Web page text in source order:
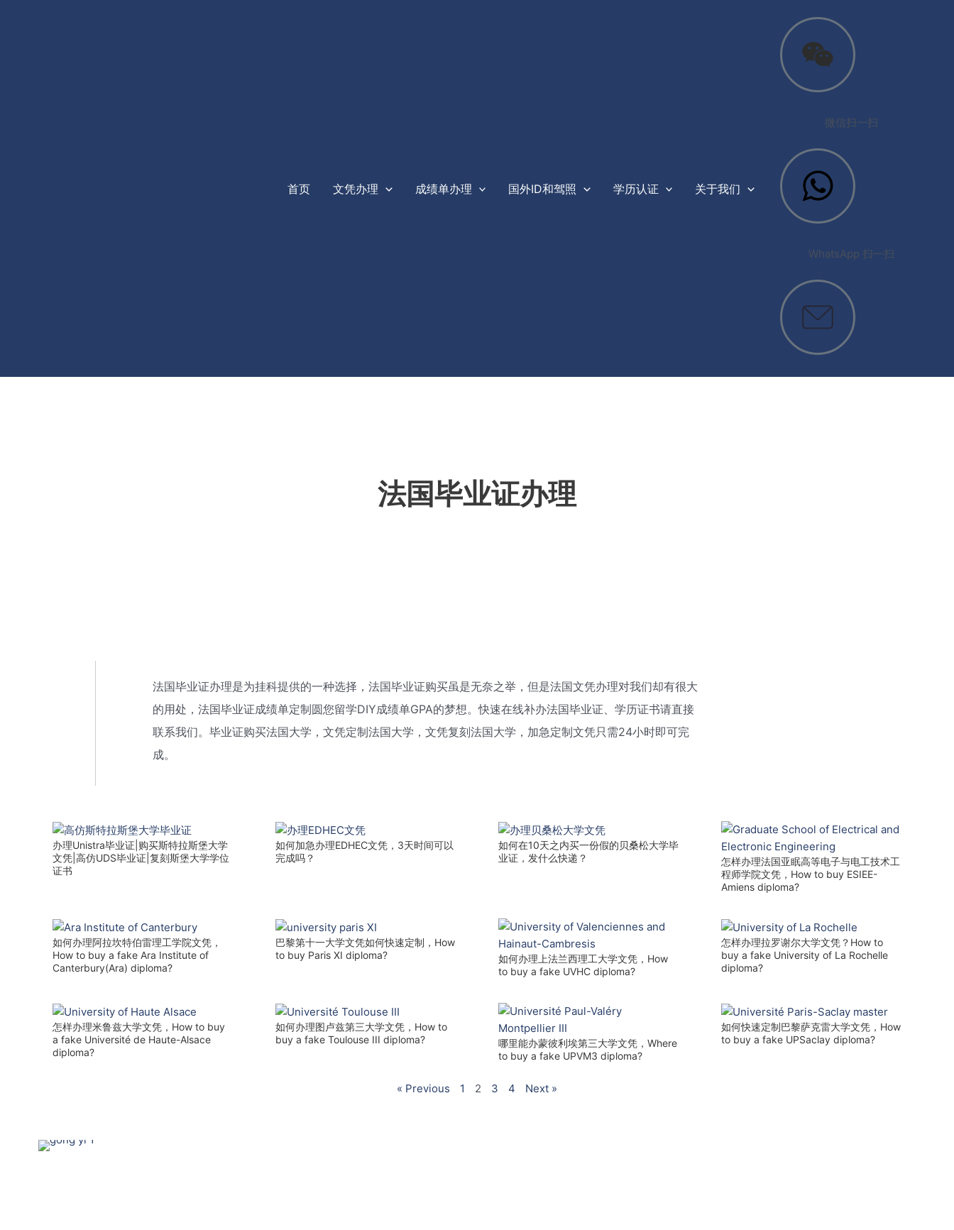
首页 文凭办理 成绩单办理 国外ID和驾照 学历认证 关于我们
微信扫一扫
WhatsApp 扫一扫
法国毕业证办理
法国毕业证办理是为挂科提供的一种选择，法国毕业证购买虽是无奈之举，但是法国文凭办理对我们却有很大
的用处，法国毕业证成绩单定制圆您留学DIY成绩单GPA的梦想。快速在线补办法国毕业证、学历证书请直接
联系我们。毕业证购买法国大学，文凭定制法国大学，文凭复刻法国大学，加急定制文凭只需24小时即可完
成。
办理Unistra毕业证|购买斯特拉斯堡大学
文凭|高仿UDS毕业证|复刻斯堡大学学位
证书
如何加急办理EDHEC文凭，3天时间可以
完成吗？
如何在10天之内买一份假的贝桑松大学毕
业证，发什么快递？
怎样办理法国亚眠高等电子与电工技术工
程师学院文凭，How to buy ESIEE-
Amiens diploma?
如何办理阿拉坎特伯雷理工学院文凭，
How to buy a fake Ara Institute of
Canterbury(Ara) diploma?
巴黎第十一大学文凭如何快速定制，How
to buy Paris XI diploma?
如何办理上法兰西理工大学文凭，How
to buy a fake UVHC diploma?
怎样办理拉罗谢尔大学文凭？How to
buy a fake University of La Rochelle
diploma?
怎样办理米鲁兹大学文凭，How to buy
a fake Université de Haute-Alsace
diploma?
如何办理图卢兹第三大学文凭，How to
buy a fake Toulouse III diploma?
哪里能办蒙彼利埃第三大学文凭，Where
to buy a fake UPVM3 diploma?
如何快速定制巴黎萨克雷大学文凭，How
to buy a fake UPSaclay diploma?
« Previous 1 2 3 4 Next »